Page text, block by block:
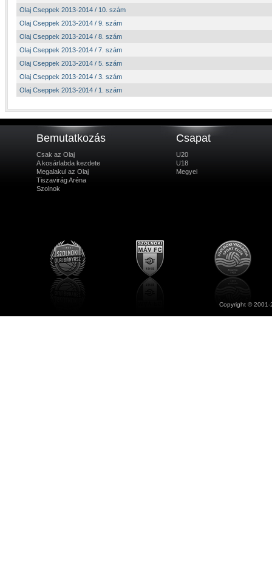
Olaj Cseppek 2013-2014 / 10. szám
Olaj Cseppek 2013-2014 / 9. szám
Olaj Cseppek 2013-2014 / 8. szám
Olaj Cseppek 2013-2014 / 7. szám
Olaj Cseppek 2013-2014 / 5. szám
Olaj Cseppek 2013-2014 / 3. szám
Olaj Cseppek 2013-2014 / 1. szám
Bemutatkozás
Csak az Olaj
A kosárlabda kezdete
Megalakul az Olaj
Tiszavirág Aréna
Szolnok
Csapat
U20
U18
Megyei
Copyright ©